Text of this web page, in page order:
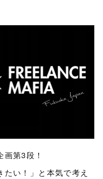
第3段！
い！」と本気で考え